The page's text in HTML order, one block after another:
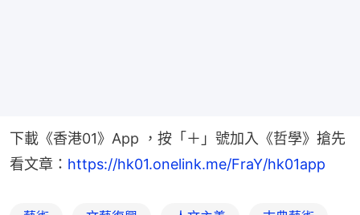
下載《香港01》App ，按「＋」號加入《哲學》搶先
看文章： https://hk01.onelink.me/FraY/hk01app